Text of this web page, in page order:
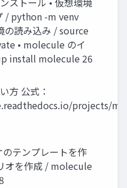
/ python -m venv
の読み込み / source
• molecule のイ
install molecule 26
方 公式：
projects/
テンプレートを作
オを作成 / molecule